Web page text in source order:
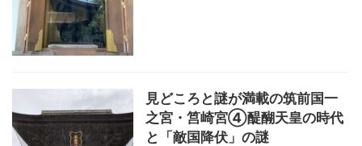
見どころと謎が満載の筑前国一
之宮・筥崎宮④醍醐天皇の時代
と「敵国降伏」の謎